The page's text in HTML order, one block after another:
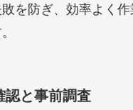
を防ぎ、効率よく
認と事前調査